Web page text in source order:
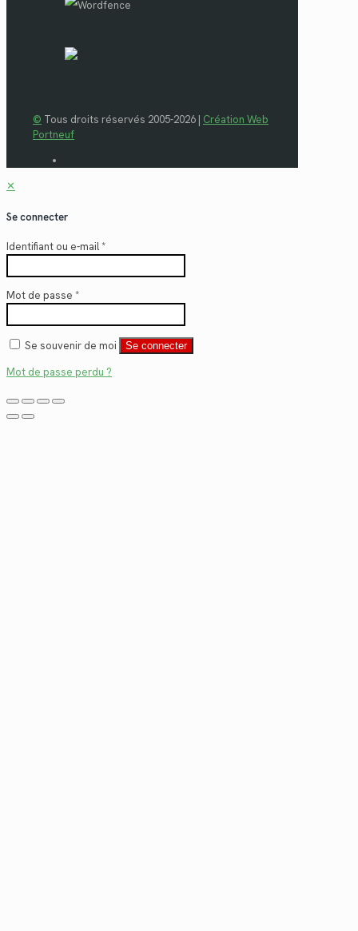
© Tous droits réservés 2005-2026 | Création Web
Portneuf
✕
Se connecter
Identifiant ou e-mail*
Mot de passe *
Se souvenir de moi Se connecter
Mot de passe perdu ?